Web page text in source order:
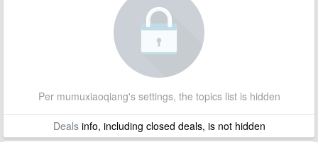
Per mumuxiaoqiang's settings, the topics list is hidden
Dealsinfo, including closed deals, is not hidden